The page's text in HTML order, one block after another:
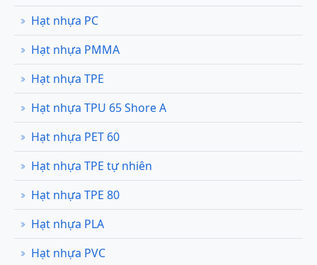
Hạt nhựa PC
Hạt nhựa PMMA
Hạt nhựa TPE
Hạt nhựa TPU 65 Shore A
Hạt nhựa PET 60
Hạt nhựa TPE tự nhiên
Hạt nhựa TPE 80
Hạt nhựa PLA
Hạt nhựa PVC